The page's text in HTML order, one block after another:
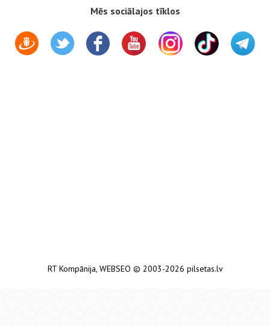
Mēs sociālajos tīklos
RT Kompānija, WEBSEO © 2003-2026 pilsetas.lv